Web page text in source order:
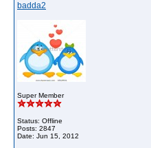
badda2
Super Member
Status: Offline
Posts: 2847
Date: Jun 15, 2012